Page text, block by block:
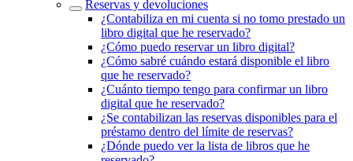
Reservas y devoluciones
¿Contabiliza en mi cuenta si no tomo prestado un
libro digital que he reservado?
¿Cómo puedo reservar un libro digital?
¿Cómo sabré cuándo estará disponible el libro
que he reservado?
¿Cuánto tiempo tengo para confirmar un libro
digital que he reservado?
¿Se contabilizan las reservas disponibles para el
préstamo dentro del límite de reservas?
¿Dónde puedo ver la lista de libros que he